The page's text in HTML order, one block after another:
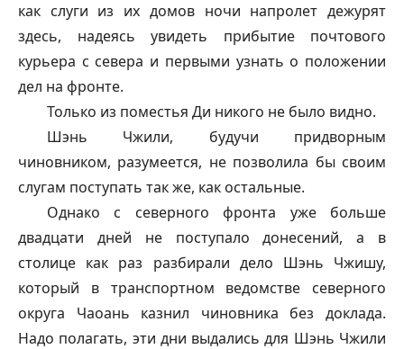
как слуги из их домов ночи напролет дежурят
здесь, надеясь увидеть прибытие почтового
курьера с севера и первыми узнать о положении
дел на фронте.
Только из поместья Ди никого не было видно.
Шэнь Чжили, будучи придворным
чиновником, разумеется, не позволила бы своим
слугам поступать так же, как остальные.
Однако с северного фронта уже больше
двадцати дней не поступало донесений, а в
столице как раз разбирали дело Шэнь Чжишу,
который в транспортном ведомстве северного
округа Чаоань казнил чиновника без доклада.
Надо полагать, эти дни выдались для Шэнь Чжили